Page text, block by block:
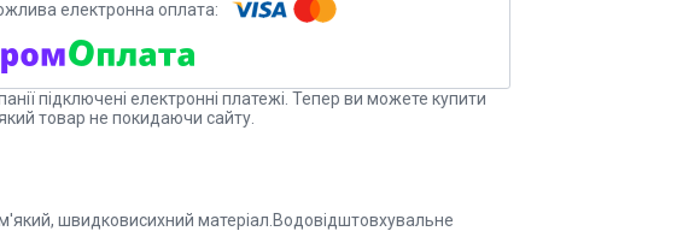
підключені електронні платежі. Тепер ви можете купити
товар не покидаючи сайту.
швидковисихний матеріал.Водовідштовхувальне